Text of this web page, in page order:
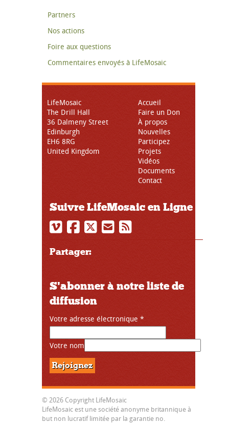
Partners
Nos actions
Foire aux questions
Commentaires envoyés à LifeMosaic
LifeMosaic
The Drill Hall
36 Dalmeny Street
Edinburgh
EH6 8RG
United Kingdom
Accueil
Faire un Don
À propos
Nouvelles
Participez
Projets
Vidéos
Documents
Contact
Suivre LifeMosaic en Ligne
Partager:
S'abonner à notre liste de
diffusion
Votre adresse électronique *
Votre nom
© 2026 Copyright LifeMosaic
LifeMosaic est une société anonyme britannique à
but non lucratif limitée par la garantie no.